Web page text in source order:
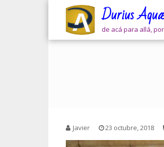
Durius
de acá para allá,
Javier 23 octubre, 2018